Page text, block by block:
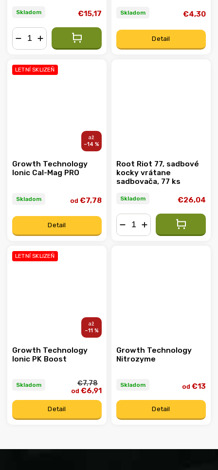
Skladom €15,17 Skladom €4,30
Detail
LETNÍ SKLIZEŇ
–14 %
Growth Technology
Ionic Cal-Mag PRO
Skladom od €7,78
Detail
Root Riot 77, sadbové
kocky vrátane
sadbovača, 77 ks
Skladom €26,04
LETNÍ SKLIZEŇ
–11 %
Growth Technology
Ionic PK Boost
Skladom €7,78
od €6,91
Detail
Growth Technology
Nitrozyme
Skladom od €13
Detail